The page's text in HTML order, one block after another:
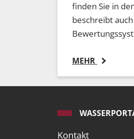
finden Sie in
beschreibt
MEHR
Kontakt